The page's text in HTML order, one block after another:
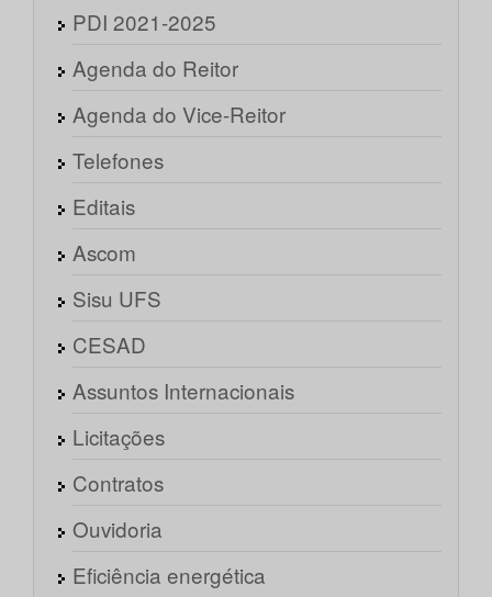
PDI 2021-2025
Agenda do Reitor
Agenda do Vice-Reitor
Telefones
Editais
Ascom
Sisu UFS
CESAD
Assuntos Internacionais
Licitações
Contratos
Ouvidoria
Eficiência energética